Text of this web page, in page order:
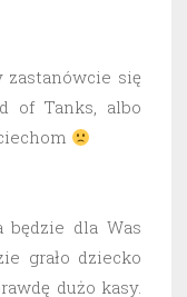
zastanówcie się
of Tanks, albo
dla Was
grało dziecko
dużo kasy.